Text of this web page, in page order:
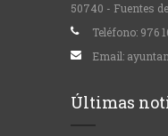
50740 - Fuentes
Teléfono: 976
Email:
Últimas